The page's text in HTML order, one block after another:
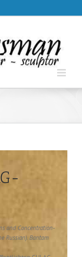
and Concentration-
Russian). Bantam